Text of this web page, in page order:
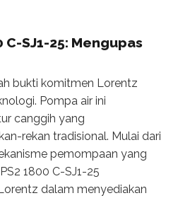
C-SJ1-25: Mengupas
bukti komitmen Lorentz
Pompa air ini
canggih yang
rekan tradisional. Mulai dari
pemompaan yang
1800 C-SJ1-25
dalam menyediakan